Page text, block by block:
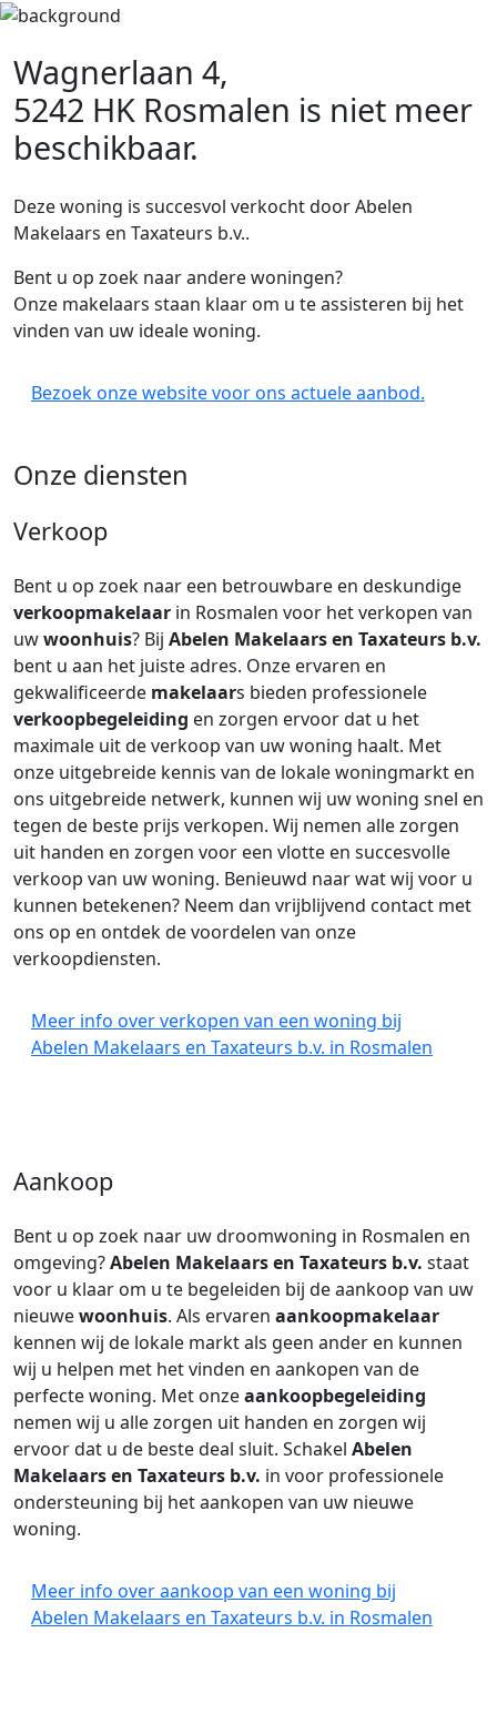
Wagnerlaan 4,
5242 HK Rosmalen is niet meer
beschikbaar.
Deze woning is succesvol verkocht door Abelen
Makelaars en Taxateurs b.v..
Bent u op zoek naar andere woningen?
Onze makelaars staan klaar om u te assisteren bij het
vinden van uw ideale woning.
Bezoek onze website voor ons actuele aanbod.
Onze diensten
Verkoop
Bent u op zoek naar een betrouwbare en deskundige
verkoopmakelaar in Rosmalen voor het verkopen van
uwwoonhuis? Bij Abelen Makelaars en Taxateurs b.v.
bent u aan het juiste adres. Onze ervaren en
gekwalificeerde makelaars bieden professionele
verkoopbegeleiding en zorgen ervoor dat u het
maximale uit de verkoop van uw woning haalt. Met
onze uitgebreide kennis van de lokale woningmarkt en
ons uitgebreide netwerk, kunnen wij uw woning snel en
tegen de beste prijs verkopen. Wij nemen alle zorgen
uit handen en zorgen voor een vlotte en succesvolle
verkoop van uw woning. Benieuwd naar wat wij voor u
kunnen betekenen? Neem dan vrijblijvend contact met
ons op en ontdek de voordelen van onze
verkoopdiensten.
Meer info over verkopen van een woning bij
Abelen Makelaars en Taxateurs b.v. in Rosmalen
Aankoop
Bent u op zoek naar uw droomwoning in Rosmalen en
omgeving?Abelen Makelaars en Taxateurs b.v. staat
voor u klaar om u te begeleiden bij de aankoop van uw
nieuwewoonhuis. Als ervaren aankoopmakelaar
kennen wij de lokale markt als geen ander en kunnen
wij u helpen met het vinden en aankopen van de
perfecte woning. Met onzeaankoopbegeleiding
nemen wij u alle zorgen uit handen en zorgen wij
ervoor dat u de beste deal sluit. Schakel Abelen
Makelaars en Taxateurs b.v. in voor professionele
ondersteuning bij het aankopen van uw nieuwe
woning.
Meer info over aankoop van een woning bij
Abelen Makelaars en Taxateurs b.v. in Rosmalen